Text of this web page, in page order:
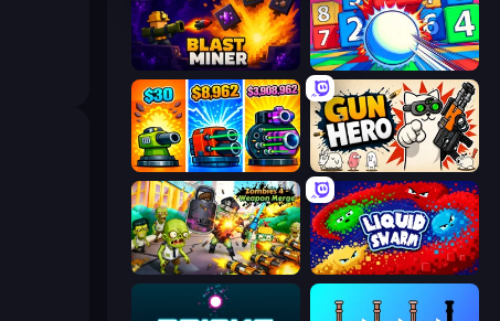
Blast Miner Entropy
Pumpkin Defense: Merge Cannon Gun Hero: Cat Survival
Zombies 4 Weapon Merge Liquid Swarm